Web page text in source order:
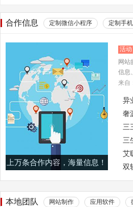
合作信息 定制微信小程序 定制手
上万条合作内容，海量信息！
活动
网站
信息
来自
异
奢
三
三
艾
双
本地团队 网站制作 应用软件